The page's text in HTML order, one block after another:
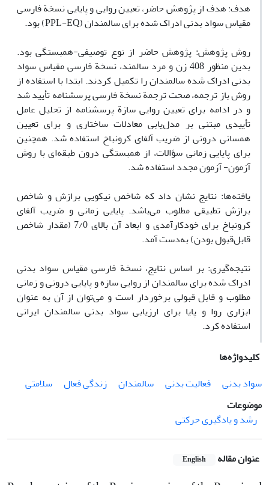
هدف: هدف از پژوهش حاضر، تعیین روایی و پایایی نسخة فارسی
مقیاس سواد بدنی ادراک شده برای سالمندان (PPL-EQ) بود.
روش پژوهش: پژوهش حاضر از نوع توصیفی-همبستگی بود.
بدین منظور 408 زن و مرد سالمند، نسخة فارسی مقیاس سواد
بدنی ادراک شده سالمندان را تکمیل کردند. ابتدا با استفاده از
روش باز ترجمه، صحت ترجمة نسخة فارسی پرسشنامه تأیید شد
و در ادامه برای تعیین روایی سازة پرسشنامه از تحلیل عامل
تأییدی مبتنی بر مدل‌یابی معادلات ساختاری و برای تعیین
همسانی درونی از ضریب آلفای کرونباخ استفاده شد. همچنین
برای پایایی زمانی سؤالات، از همبستگی درون طبقه‌ای با روش
آزمون- آزمون مجدد استفاده شد.
یافته‌ها: نتایج نشان داد که شاخص نیکویی برازش و شاخص
برازش تطبیقی مطلوب می‌باشد. پایایی زمانی و ضریب آلفای
کرونباخ برای خودکارآمدی و ابعاد آن بالای 7/0 (مقدار شاخص
قابل‌قبول بودن) به‌دست آمد.
نتیجه‌گیری: بر اساس نتایج، نسخة فارسی مقیاس سواد بدنی
ادراک شده برای سالمندان از روایی سازه و پایایی درونی و زمانی
مطلوب و قابل قبولی برخوردار است و می‌توان از آن به عنوان
ابزاری روا و پایا برای ارزیابی سواد بدنی سالمندان ایرانی
استفاده کرد.
کلیدواژه‌ها
سواد بدنی
فعالیت بدنی سالمندان زندگی فعال
سلامتی
موضوعات
رشد و یادگیری حرکتی
عنوان مقاله English